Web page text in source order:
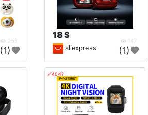
259
(1)
18 $
147
aliexpress (1)
🔗404?